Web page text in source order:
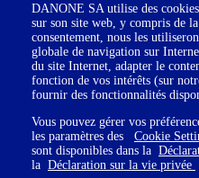
être à la page
Inscrivez-vous à notre
Veuillez renseigner
DANONE SA utilise des
sur son site web, y compris de la
consentement, nous les
globale de navigation sur
du site Internet, adapter le
fonction de vos intérêts (sur
fournir des fonctionnalités
Vous pouvez gérer vos
les paramètres des Cookie
sont disponibles dans la
la Déclaration sur la vie privée